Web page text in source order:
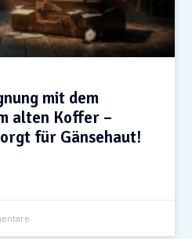
mit dem
alten Koffer –
für Gänsehaut!